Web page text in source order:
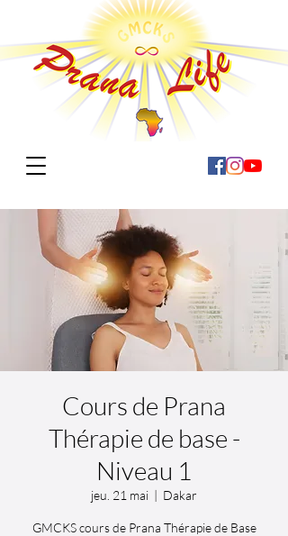
Cours de Prana
Thérapie de base -
Niveau 1
jeu. 21 mai
  |
Dakar
GMCKS cours de Prana Thérapie de Base